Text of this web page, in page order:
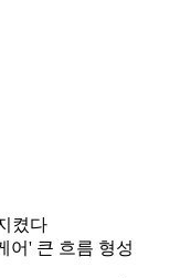
켰다
어' 큰 흐름 형성